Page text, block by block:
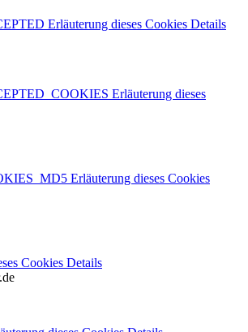
Erläuterung dieses Cookies Details
Erläuterung dieses
Erläuterung dieses Cookies
Cookies Details